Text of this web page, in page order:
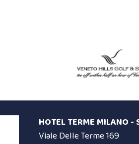
HOTEL TERME MILANO -
Viale Delle Terme 169